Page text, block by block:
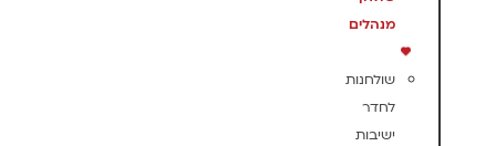
מנהלים
שולחנות
לחדר
ישיבות